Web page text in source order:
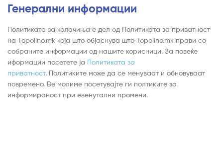
Генерални информации
Политиката за колачиња е дел од Политиката за приватност
на Topolino.mk која што објаснува што Topolino.mk прави со
собраните информации од нашите корисници. За повеќе
иформации посетете ја Политиката за
приватност. Политиките може да се менуваат и обновуваат
повремено. Ве молиме посетувајте ги полтиките за
информираност при евенутални промени.